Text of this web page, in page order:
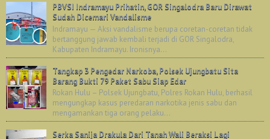
PBVSI Indramayu Prihatin, GOR Singalodra Baru Dirawat
Sudah Dicemari Vandalisme
Indramayu — Aksi vandalisme berupa coretan-coretan tidak
bertanggung jawab kembali terjadi di GOR Singalodra,
Kabupaten Indramayu. Ironisnya...
Tangkap 3 Pengedar Narkoba, Polsek Ujungbatu Sita
Barang Bukti 79 Paket Sabu Siap Edar
Rokan Hulu – Polsek Ujungbatu, Polres Rokan Hulu, berhasil
mengungkap kasus peredaran narkotika jenis sabu dan
mengamankan tiga orang pelaku...
Serka Sanija Drakula Dari Tanah Wali Beraksi Lagi